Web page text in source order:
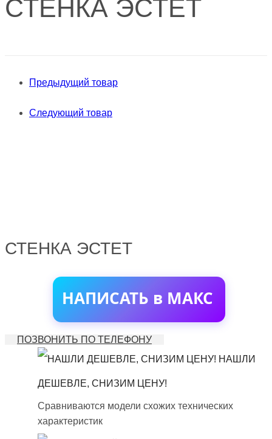
СТЕНКА ЭСТЕТ
Предыдущий товар
Следующий товар
СТЕНКА ЭСТЕТ
НАПИСАТЬ в МАКС
ПОЗВОНИТЬ ПО ТЕЛЕФОНУ
НАШЛИ
ДЕШЕВЛЕ, СНИЗИМ ЦЕНУ!
Сравниваются модели схожих технических
характеристик